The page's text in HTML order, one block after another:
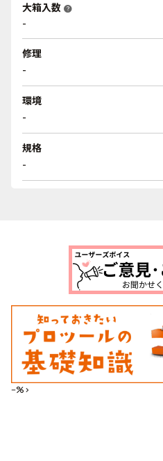
大箱入数 help
-
修理
-
環境
-
規格
-
--%>